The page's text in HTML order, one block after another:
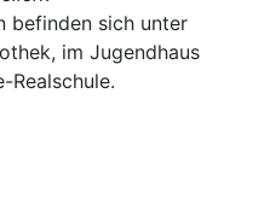
befinden sich unter
im Jugendhaus
Realschule.